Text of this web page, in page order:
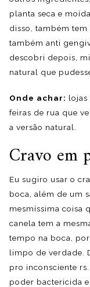
planta seca e
disso, também
também anti
descobri depois,
natural que
Onde achar: lojas
feiras de rua que
a versão natural.
Cravo em
Eu sugiro usar o
boca, além de um
mesmíssima coisa
canela tem a
tempo na boca,
limpo de verdade.
pro inconsciente
poder bactericida